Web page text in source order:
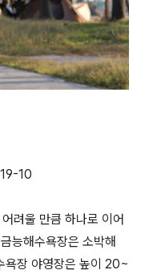
10
려울 만큼 하나로 이어
능해수욕장은 소박해
욕장 야영장은 높이 20~